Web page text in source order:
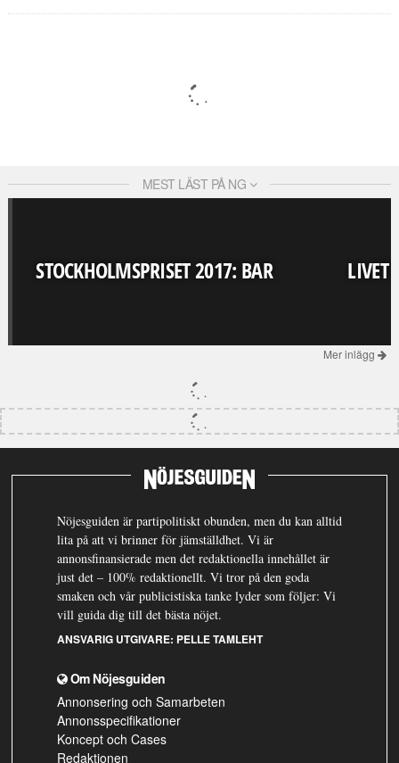
MEST LÄST PÅ NG
STOCKHOLMSPRISET 2017: BAR LIVET
Mer inlägg
Nöjesguiden är partipolitiskt obunden, men du kan alltid
lita på att vi brinner för jämställdhet. Vi är
annonsfinansierade men det redaktionella innehållet är
just det – 100% redaktionellt. Vi tror på den goda
smaken och vår publicistiska tanke lyder som följer: Vi
vill guida dig till det bästa nöjet.
ANSVARIG UTGIVARE: PELLE TAMLEHT
Om Nöjesguiden
Annonsering och Samarbeten
Annonsspecifikationer
Koncept och Cases
Redaktionen